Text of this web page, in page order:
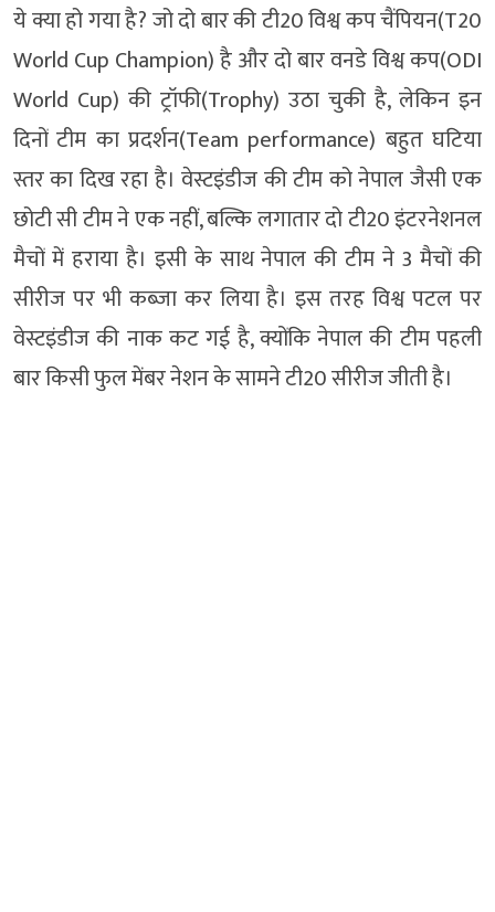
ये क्या हो गया है? जो दो बार की टी20 विश्व कप चैंपियन(T20
World Cup Champion) है और दो बार वनडे विश्व कप(ODI
World Cup) की ट्रॉफी(Trophy) उठा चुकी है, लेकिन इन
दिनों टीम का प्रदर्शन(Team performance) बहुत घटिया
स्तर का दिख रहा है। वेस्टइंडीज की टीम को नेपाल जैसी एक
छोटी सी टीम ने एक नहीं, बल्कि लगातार दो टी20 इंटरनेशनल
मैचों में हराया है। इसी के साथ नेपाल की टीम ने 3 मैचों की
सीरीज पर भी कब्जा कर लिया है। इस तरह विश्व पटल पर
वेस्टइंडीज की नाक कट गई है, क्योंकि नेपाल की टीम पहली
बार किसी फुल मेंबर नेशन के सामने टी20 सीरीज जीती है।